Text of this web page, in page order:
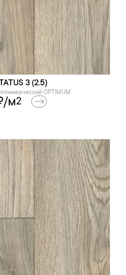
3 (2.5)
OPTIMUM
м2